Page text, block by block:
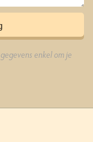
enkel om je